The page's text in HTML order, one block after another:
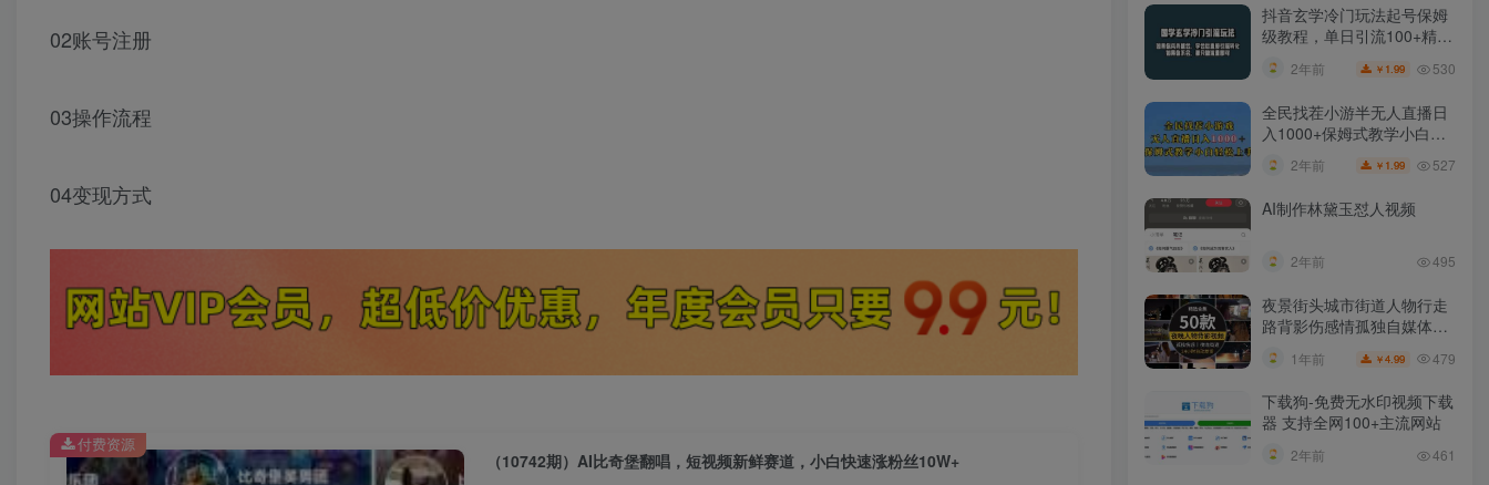
02账号注册
03操作流程
04变现方式
（10742期）AI比奇堡翻唱，短视频新鲜赛道，小白快速涨粉丝10W+
付费资源
抖音玄学冷门玩法起号保姆
级教程，单日引流100+精准
玄学粉
2年前 ￥ 1.99 530
全民找茬小游半无人直播日
入1000+保姆式教学小白轻
2年前 ￥ 1.99 527
AI制作林黛玉怼人视频
2年前 495
夜景街头城市街道人物行走
路背影伤感情孤独自媒体抖
1年前 ￥4.99 479
下载狗-免费无水印视频下载
器 支持全网100+主流网站​
2年前 461